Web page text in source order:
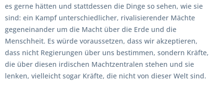
es gerne hätten und stattdessen die Dinge so sehen, wie sie
sind: ein Kampf unterschiedlicher, rivalisierender Mächte
gegeneinander um die Macht über die Erde und die
Menschheit. Es würde voraussetzen, dass wir akzeptieren,
dass nicht Regierungen über uns bestimmen, sondern Kräfte,
die über diesen irdischen Machtzentralen stehen und sie
lenken, vielleicht sogar Kräfte, die nicht von dieser Welt sind.